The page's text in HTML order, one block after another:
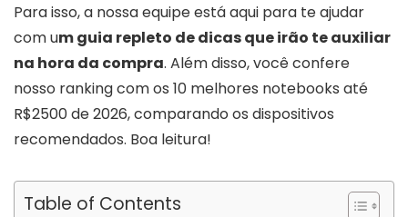
Para isso, a nossa equipe está aqui para te ajudar
com um guia repleto de dicas que irão te auxiliar
na hora da compra. Além disso, você confere
nosso ranking com os 10 melhores notebooks até
R$2500 de 2026, comparando os dispositivos
recomendados. Boa leitura!
Table of Contents